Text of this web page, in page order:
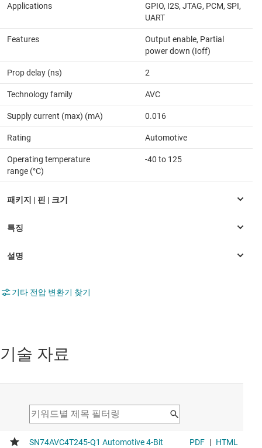
Applications
GPIO, I2S, JTAG, PCM, SPI,
UART
Features
Output enable, Partial
power down (Ioff)
Prop delay (ns) 2
Technology family AVC
Supply current (max) (mA) 0.016
Rating Automotive
Operating temperature
range (°C)
-40 to 125
기타 전압 변환기 찾기
기술 자료